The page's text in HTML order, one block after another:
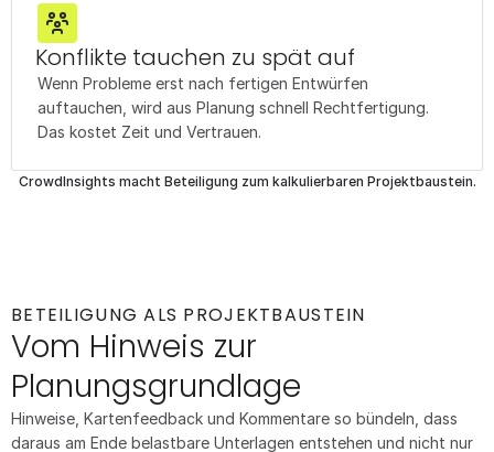
Konflikte tauchen zu spät auf
Wenn Probleme erst nach fertigen Entwürfen
auftauchen, wird aus Planung schnell Rechtfertigung.
Das kostet Zeit und Vertrauen.
CrowdInsights macht Beteiligung zum kalkulierbaren Projektbaustein.
BETEILIGUNG ALS PROJEKTBAUSTEIN
Vom Hinweis zur
Planungsgrundlage
Hinweise, Kartenfeedback und Kommentare so bündeln, dass
daraus am Ende belastbare Unterlagen entstehen und nicht nur